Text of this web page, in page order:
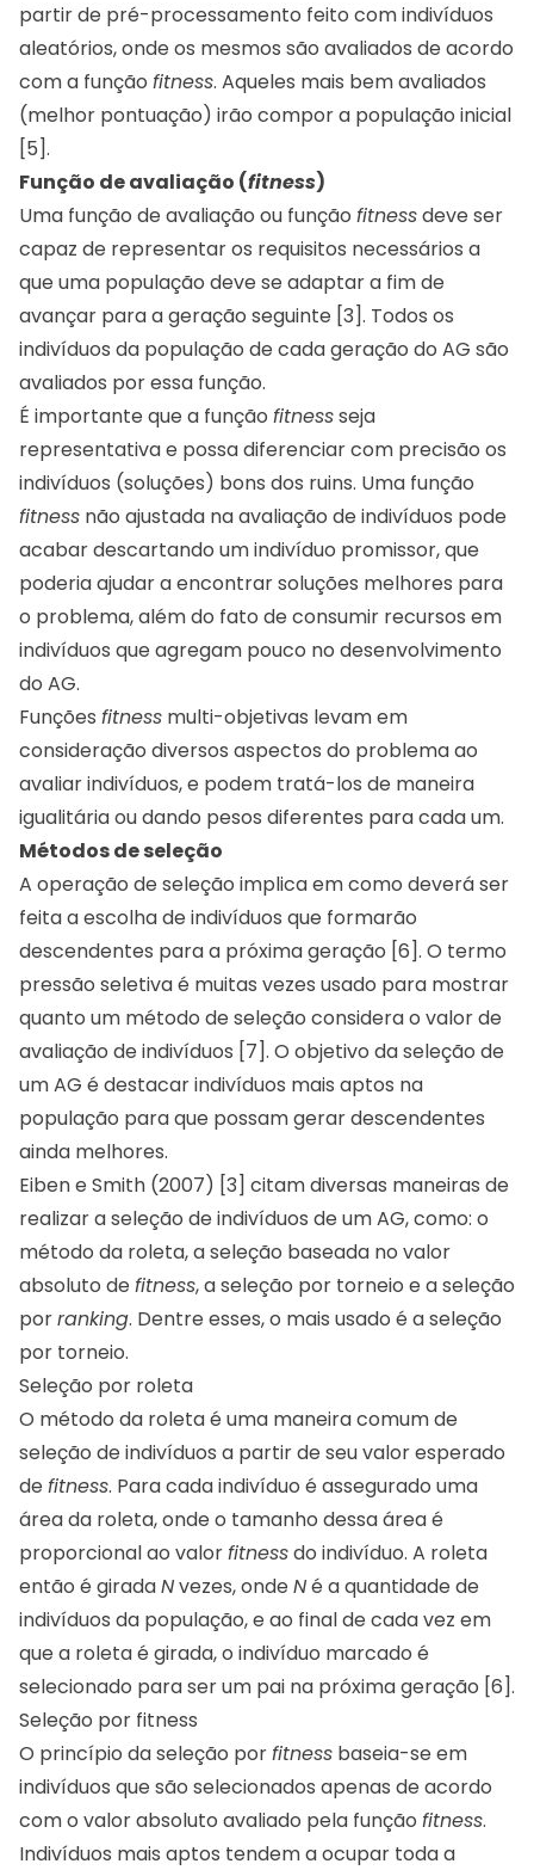
partir de pré-processamento feito com indivíduos
aleatórios, onde os mesmos são avaliados de acordo
com a função fitness. Aqueles mais bem avaliados
(melhor pontuação) irão compor a população inicial
[5].
Função de avaliação (fitness)
Uma função de avaliação ou função fitnessdeve ser
capaz de representar os requisitos necessários a
que uma população deve se adaptar a fim de
avançar para a geração seguinte [3]. Todos os
indivíduos da população de cada geração do AG são
avaliados por essa função.
É importante que a função fitnessseja
representativa e possa diferenciar com precisão os
indivíduos (soluções) bons dos ruins. Uma função
fitness não ajustada na avaliação de indivíduos pode
acabar descartando um indivíduo promissor, que
poderia ajudar a encontrar soluções melhores para
o problema, além do fato de consumir recursos em
indivíduos que agregam pouco no desenvolvimento
do AG.
Funções fitness multi-objetivas levam em
consideração diversos aspectos do problema ao
avaliar indivíduos, e podem tratá-los de maneira
igualitária ou dando pesos diferentes para cada um.
Métodos de seleção
A operação de seleção implica em como deverá ser
feita a escolha de indivíduos que formarão
descendentes para a próxima geração [6]. O termo
pressão seletiva é muitas vezes usado para mostrar
quanto um método de seleção considera o valor de
avaliação de indivíduos [7]. O objetivo da seleção de
um AG é destacar indivíduos mais aptos na
população para que possam gerar descendentes
ainda melhores.
Eiben e Smith (2007) [3] citam diversas maneiras de
realizar a seleção de indivíduos de um AG, como: o
método da roleta, a seleção baseada no valor
absoluto de fitness, a seleção por torneio e a seleção
porranking. Dentre esses, o mais usado é a seleção
por torneio.
Seleção por roleta
O método da roleta é uma maneira comum de
seleção de indivíduos a partir de seu valor esperado
de fitness. Para cada indivíduo é assegurado uma
área da roleta, onde o tamanho dessa área é
proporcional ao valorfitnessdo indivíduo. A roleta
então é giradaNvezes, onde Né a quantidade de
indivíduos da população, e ao final de cada vez em
que a roleta é girada, o indivíduo marcado é
selecionado para ser um pai na próxima geração [6].
Seleção por fitness
O princípio da seleção porfitness baseia-se em
indivíduos que são selecionados apenas de acordo
com o valor absoluto avaliado pela função fitness.
Indivíduos mais aptos tendem a ocupar toda a